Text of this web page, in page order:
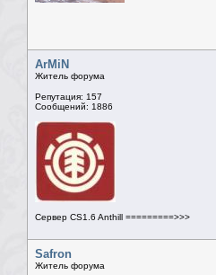
ArMiN
Житель форума
Репутация: 157
Сообщений: 1886
Сервер CS1.6 Anthill =========>>>
Safron
Житель форума